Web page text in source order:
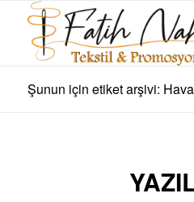
Şunun için etiket arşivi: